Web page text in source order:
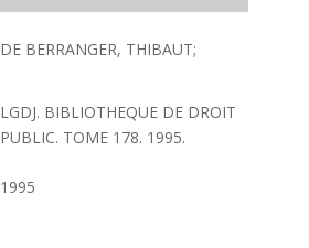
DE BERRANGER, THIBAUT;
LGDJ. BIBLIOTHEQUE DE DROIT
PUBLIC. TOME 178. 1995.
1995